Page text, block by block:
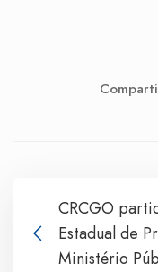
CRCGO
Estadual de
Ministério